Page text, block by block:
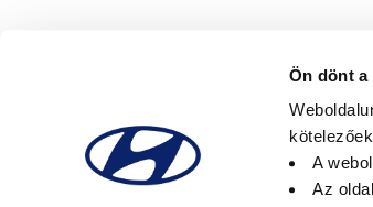
Ön dönt a
A
Az